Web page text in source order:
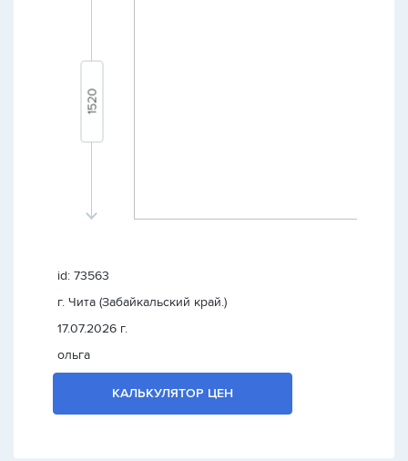
id: 73563
г. Чита (Забайкальский край.)
17.07.2026 г.
ольга
КАЛЬКУЛЯТОР ЦЕН